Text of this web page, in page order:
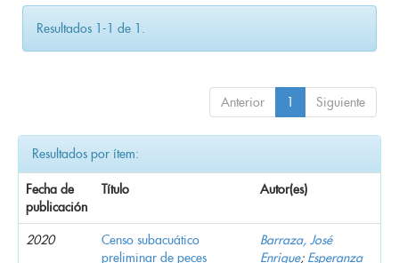
Resultados 1-1 de 1.
Anterior 1 Siguiente
Resultados por ítem:
Fecha de
publicación
Título Autor(es)
2020
Censo subacuático
preliminar de peces
Barraza, José
Enrique; Esperanza